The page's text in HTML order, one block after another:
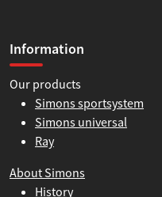
Information
Our products
Simons sportsystem
Simons universal
Ray
About Simons
History